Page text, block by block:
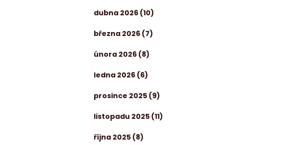
dubna 2026 (10)
března 2026 (7)
února 2026 (8)
ledna 2026 (6)
prosince 2025 (9)
listopadu 2025 (11)
října 2025 (8)